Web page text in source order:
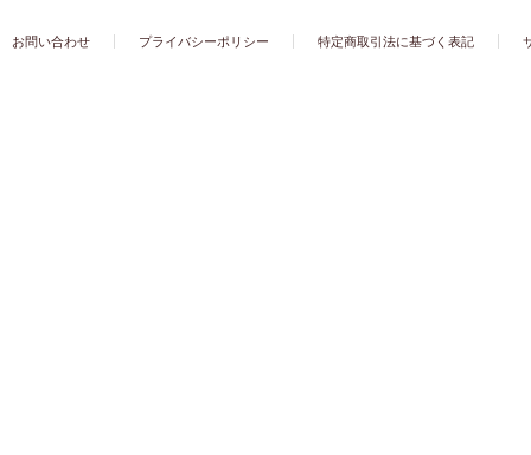
お問い合わせ プライバシーポリシー 特定商取引法に基づく表記